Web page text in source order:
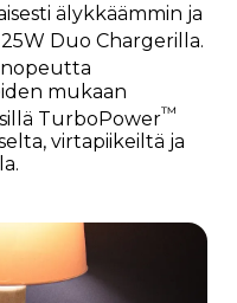
älykkäämmin ja
Duo Chargerilla.
nopeutta
mukaan
TurboPower™
virtapiikeiltä ja